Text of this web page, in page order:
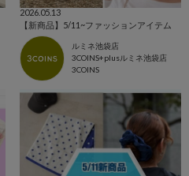
2026.05.13
【新商品】5/11~ファッションアイテム
ルミネ池袋店
3COINS+plusルミネ池袋店
3COINS